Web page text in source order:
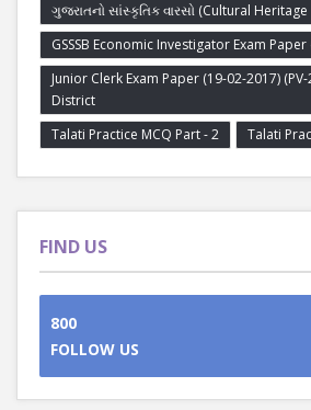
ગુજરાતનો સાંસ્કૃતિક વારસો (Cultural
GSSSB Economic Investigator Exam
Junior Clerk Exam Paper (19-02-2017)
District
Talati Practice MCQ Part - 2
Talati
FIND US
800
FOLLOW US